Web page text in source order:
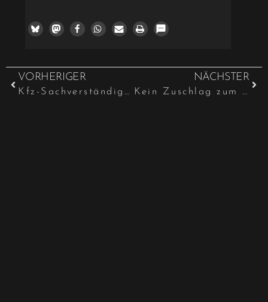
VORHERIGER
Kfz-Sachverständiger auch bei Fahrradschäden
NÄCHSTER
Kein Zuschlag zum Elterngeld bei Mehrfachadoptionen